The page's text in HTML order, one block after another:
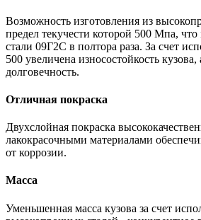
Возможность изготовления из
предел текучести которой 500 Мпа,
стали 09Г2С в полтора раза. За счет
500 увеличена износостойкость кузова,
долговечность.
Отличная покраска
Двухслойная покраска
лакокрасочными материалами
от коррозии.
Масса
Уменьшенная масса кузова за счет